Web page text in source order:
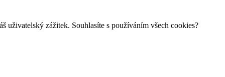
uživatelský zážitek. Souhlasíte s používáním všech cookies?